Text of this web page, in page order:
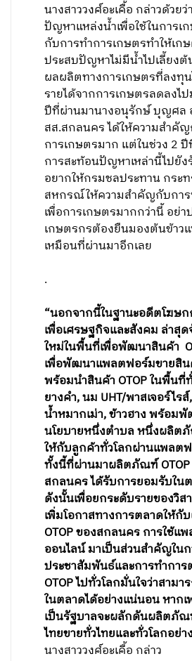
นางสาววงศ์อะเคื้อ กล่าวด้วย
ปัญหาแหล่งน้ำเพื่อใช้ในการเ
กับการทำการเกษตรทำให้เก
ประสบปัญหาไม่มีน้ำไปเลี้ยงต้
ผลผลิตทางการเกษตรที่ลงทุ
รายได้จากการเกษตรลดลงไ
ปีที่ผ่านมานางอนุรักษ์ บุญศล
สส.สกลนคร ได้ให้ความสำคั
การเกษตรมาก แต่ในช่วง 2
การสะท้อนปัญหาเหล่านี้ไปยั
อยากให้กรมชลประทาน กระ
สหกรณ์ให้ความสำคัญกับกา
เพื่อการเกษตรมากกว่านี้ อย่า
เกษตรกรต้องยืนมองต้นข้าว
เหมือนที่ผ่านมาอีกเลย
.
“นอกจากนี้ในฐานะอดีตโฆษ
เพื่อเศรษฐกิจและสังคม ล่าสุ
ใหม่ในพื้นที่เพื่อพัฒนาสินค้า
เพื่อพัฒนาแพลตฟอร์มขายสิน
พร้อมนำสินค้า OTOP ในพื้นที่
ยางคำ, นม UHT/พาสเจอร์ไร
น้ำหมากเม่า, ข้าวฮาง พร้อม
นโยบายหนึ่งตำบล หนึ่งผลิตภั
ให้กับลูกค้าทั่วโลกผ่านแพลต
ทั้งนี้ที่ผ่านมาผลิตภัณฑ์
สกลนคร ได้รับการยอมรับใน
ดังนั้นเพื่อยกระดับรายของวิ
เพิ่มโอกาสทางการตลาดให้
OTOP ของสกลนคร การใช้แ
ออนไลน์ มาเป็นส่วนสำคัญใน
ประชาสัมพันธ์และการทำก
OTOP ไปทั่วโลกมั่นใจว่าสาม
ในตลาดได้อย่างแน่นอน หากเ
เป็นรัฐบาลจะผลักดันผลิตภัณ
ไทยขายทั่วไทยและทั่วโลกอย่
นางสาววงศ์อะเคื้อ กล่าว